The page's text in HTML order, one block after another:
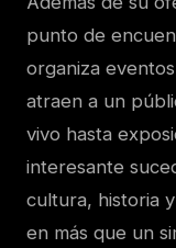
punto de
organiza
atraen a un
vivo hasta
interesante
cultura, historia
en más que un